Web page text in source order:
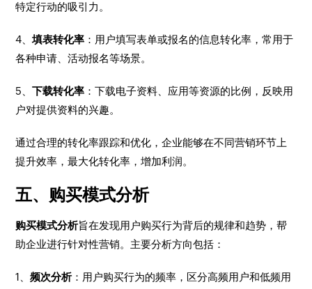
特定行动的吸引力。
4、填表转化率 ：用户填写表单或报名的信息转化率，常用于
各种申请、活动报名等场景。
5、下载转化率 ：下载电子资料、应用等资源的比例，反映用
户对提供资料的兴趣。
通过合理的转化率跟踪和优化，企业能够在不同营销环节上
提升效率，最大化转化率，增加利润。
五、购买模式分析
购买模式分析旨在发现用户购买行为背后的规律和趋势，帮
助企业进行针对性营销。主要分析方向包括：
1、频次分析：用户购买行为的频率，区分高频用户和低频用